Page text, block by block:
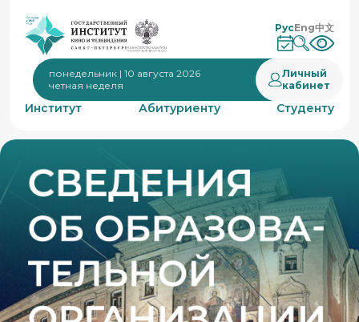
РусEng中文
понедельник | 10 августа 2026
четная неделя
Личный
кабинет
Институт Абитуриенту Студенту